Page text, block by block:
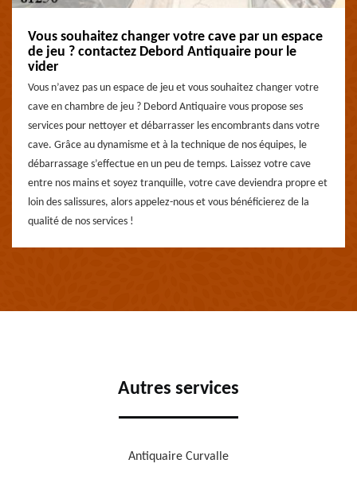
Vous souhaitez changer votre cave par un espace
de jeu ? contactez Debord Antiquaire pour le
vider
Vous n’avez pas un espace de jeu et vous souhaitez changer votre
cave en chambre de jeu ? Debord Antiquaire vous propose ses
services pour nettoyer et débarrasser les encombrants dans votre
cave. Grâce au dynamisme et à la technique de nos équipes, le
débarrassage s’effectue en un peu de temps. Laissez votre cave
entre nos mains et soyez tranquille, votre cave deviendra propre et
loin des salissures, alors appelez-nous et vous bénéficierez de la
qualité de nos services !
Autres services
Antiquaire Curvalle